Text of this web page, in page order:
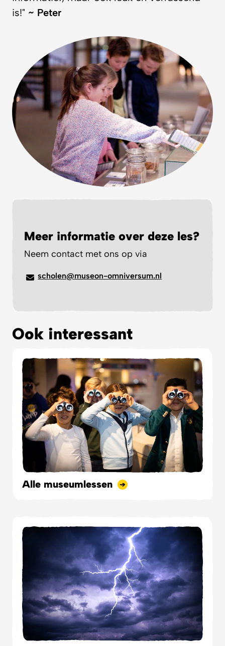
is!" ~ Peter
Meer informatie over deze les?
Neem contact met ons op via
scholen@museon-omniversum.nl
Ook interessant
Alle museumlessen